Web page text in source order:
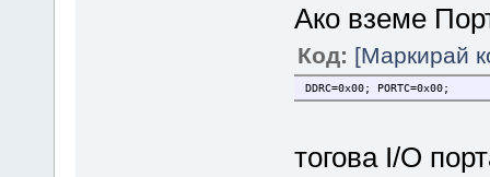
Ако вземе
Код: [Маркирай
DDRC=0x00; PORTC=0x00;
тогова I/O